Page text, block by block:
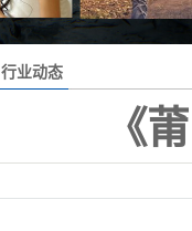
行业动态
《